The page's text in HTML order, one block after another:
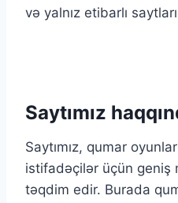
və yalnız etibarlı
Saytımız
Saytımız, qumar
istifadəçilər üçün geniş
təqdim edir. Burada